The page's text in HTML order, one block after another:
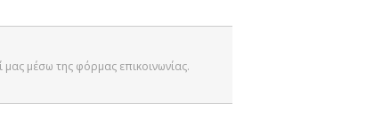
μέσω της φόρμας επικοινωνίας.